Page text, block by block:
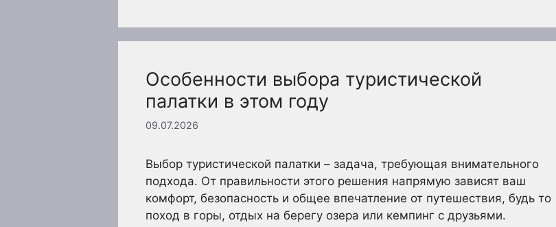
Особенности выбора туристической
палатки в этом году
09.07.2026
Выбор туристической палатки – задача, требующая внимательного
подхода. От правильности этого решения напрямую зависят ваш
комфорт, безопасность и общее впечатление от путешествия, будь то
поход в горы, отдых на берегу озера или кемпинг с друзьями.